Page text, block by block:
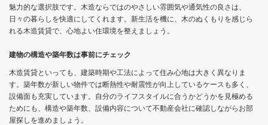
魅力的な選択肢です。木造ならではのやさしい雰囲気や通気性の良さは、
日々の暮らしを快適にしてくれます。新生活を機に、木のぬくもりを感じら
れる木造賃貸で、心地よい住環境を整えましょう。
建物の構造や築年数は事前にチェック
木造賃貸といっても、建築時期や工法によって住み心地は大きく異なりま
す。築年数が新しい物件では断熱性や耐震性が向上しているケースも多く、
設備面も充実しています。自分のライフスタイルに合うかどうかを見極める
ためにも、構造や築年数、設備内容について不動産会社に確認しながらお部
屋探しを進めましょう。